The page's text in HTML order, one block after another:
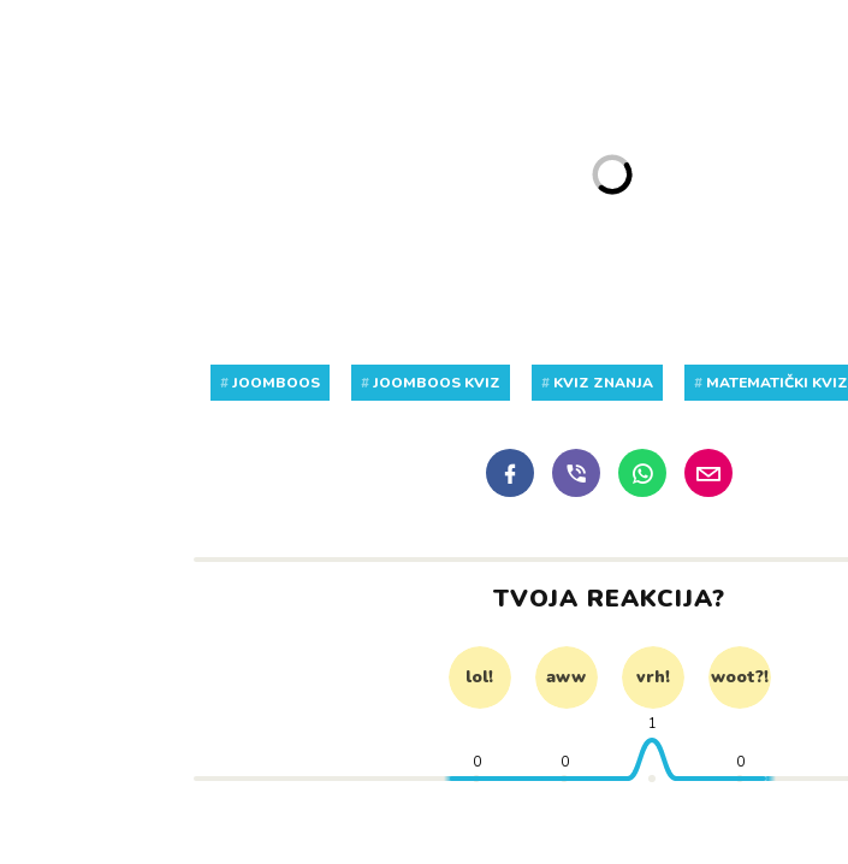
#JOOMBOOS #JOOMBOOS KVIZ # KVIZ ZNANJA # MATEMATIČKI KVIZ
TVOJA REAKCIJA?
lol! aww vrh! woot?!
0 0
1
0